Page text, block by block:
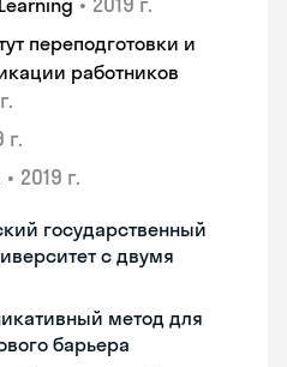
переподготовки и
работников
г.
• 2019 г.
государственный
с двумя
метод для
барьера